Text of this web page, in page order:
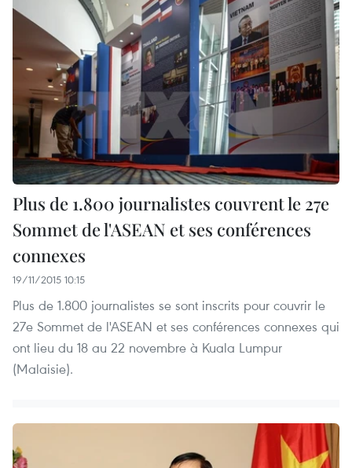
Plus de 1.800 journalistes couvrent le 27e
Sommet de l'ASEAN et ses conférences
connexes
19/11/2015 10:15
Plus de 1.800 journalistes se sont inscrits pour couvrir le
27e Sommet de l'ASEAN et ses conférences connexes​ qui
ont lieu du 18 au 22 novembre à Kuala Lumpur
(Malaisie).